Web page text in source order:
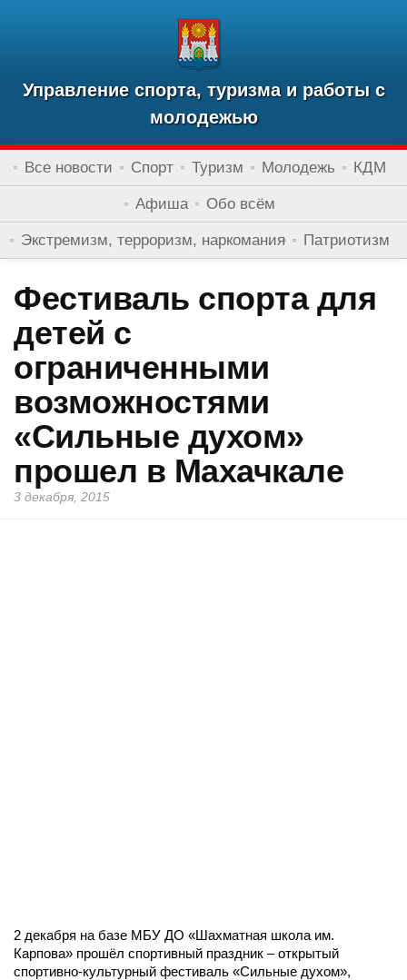
Управление спорта, туризма и работы с
молодежью
Все новости Спорт Туризм Молодежь КДМ
Афиша Обо всём
Экстремизм, терроризм, наркомания Патриотизм
Фестиваль спорта для
детей с
ограниченными
возможностями
«Сильные духом»
прошел в Махачкале
3 декабря, 2015
2 декабря на базе МБУ ДО «Шахматная школа им.
Карпова» прошёл спортивный праздник – открытый
спортивно-культурный фестиваль «Сильные духом»,